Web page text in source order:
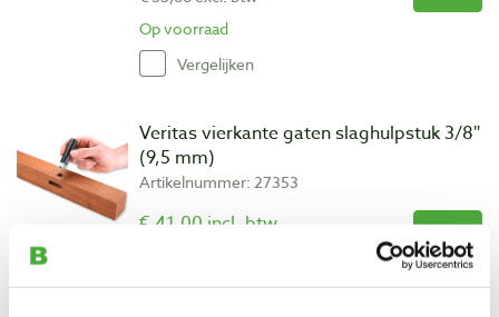
Op voorraad
Vergelijken
Veritas vierkante gaten slaghulpstuk 3/8″
(9,5 mm)
Artikelnummer: 27353
€ 41,00 incl. btw